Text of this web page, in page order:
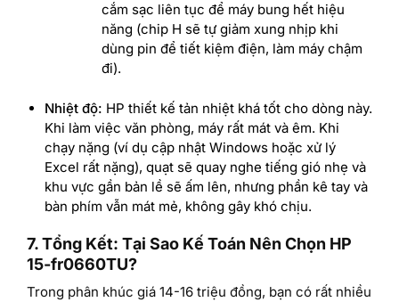
cắm sạc liên tục để máy bung hết hiệu
năng (chip H sẽ tự giảm xung nhịp khi
dùng pin để tiết kiệm điện, làm máy chậm
đi).
Nhiệt độ: HP thiết kế tản nhiệt khá tốt cho dòng này.
Khi làm việc văn phòng, máy rất mát và êm. Khi
chạy nặng (ví dụ cập nhật Windows hoặc xử lý
Excel rất nặng), quạt sẽ quay nghe tiếng gió nhẹ và
khu vực gần bản lề sẽ ấm lên, nhưng phần kê tay và
bàn phím vẫn mát mẻ, không gây khó chịu.
7. Tổng Kết: Tại Sao Kế Toán Nên Chọn HP
15-fr0660TU?
Trong phân khúc giá 14-16 triệu đồng, bạn có rất nhiều